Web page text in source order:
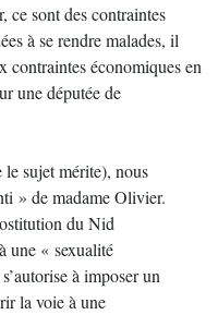
ce sont des contraintes
à se rendre malades, il
contraintes économiques en
une députée de
sujet mérite), nous
» de madame Olivier.
du Nid
une « sexualité
à imposer un
la voie à une